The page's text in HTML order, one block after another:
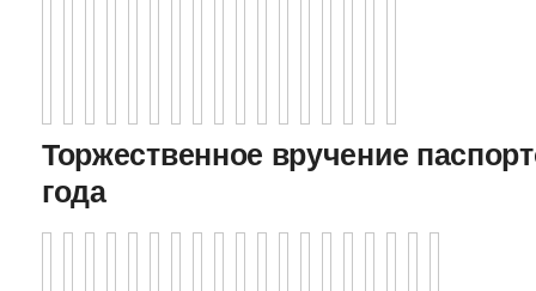
Торжественное вручение
года